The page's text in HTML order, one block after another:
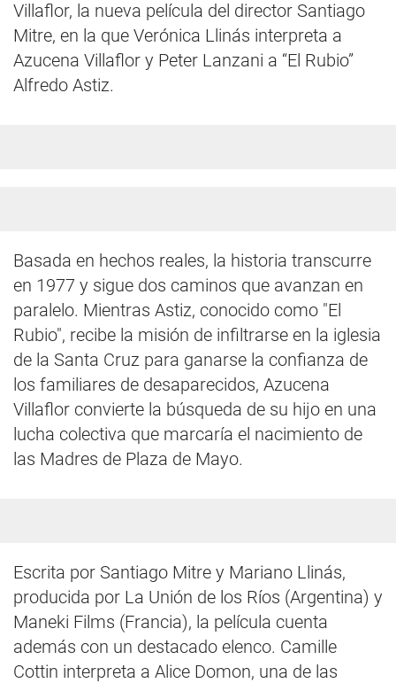
Villaflor, la nueva película del director Santiago
Mitre, en la que Verónica Llinás interpreta a
Azucena Villaflor y Peter Lanzani a “El Rubio”
Alfredo Astiz.
Basada en hechos reales, la historia transcurre
en 1977 y sigue dos caminos que avanzan en
paralelo. Mientras Astiz, conocido como "El
Rubio", recibe la misión de infiltrarse en la iglesia
de la Santa Cruz para ganarse la confianza de
los familiares de desaparecidos, Azucena
Villaflor convierte la búsqueda de su hijo en una
lucha colectiva que marcaría el nacimiento de
las Madres de Plaza de Mayo.
Escrita por Santiago Mitre y Mariano Llinás,
producida por La Unión de los Ríos (Argentina) y
Maneki Films (Francia), la película cuenta
además con un destacado elenco. Camille
Cottin interpreta a Alice Domon, una de las